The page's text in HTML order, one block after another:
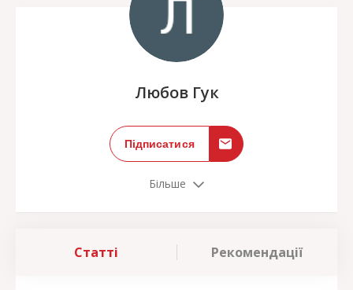
Любов Гук
Підписатися
Більше
Статті Рекомендації